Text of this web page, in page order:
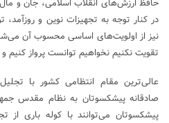
حافظ ارزش‌های انقلاب اسلامی، جان و
در کنار توجه به تجهیزات نوین و روزآمد،
نیز از اولویت‌های اساسی محسوب آن
تقویت نکنیم نخواهیم توانست پرواز کنیم
عالی‌ترین مقام انتظامی کشور با
صادقانه پیشکسوتان به نظام مقدس
پیشکسوتان می‌توانند با کوله باری